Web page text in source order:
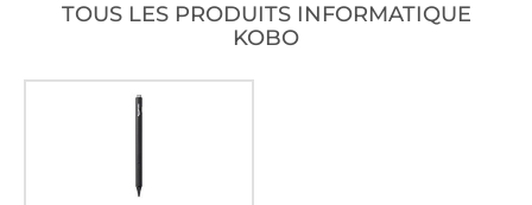
TOUS LES PRODUITS INFORMATIQUE
KOBO